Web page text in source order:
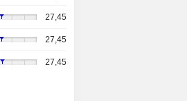
27,45
27,45
27,45